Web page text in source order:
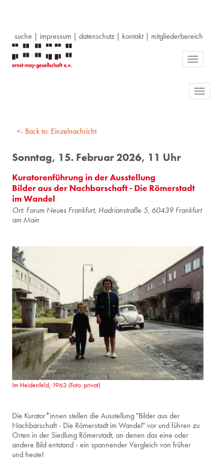
suche | impressum | datenschutz| kontakt| mitgliederbereich
Toggle
<- Back to: Einzelnachricht
Sonntag, 15. Februar 2026, 11 Uhr
Kuratorenführung in der Ausstellung
Bilder aus der Nachbarschaft - Die Römerstadt
im Wandel
Ort: Forum Neues Frankfurt, Hadrianstraße 5, 60439 Frankfurt
am Main
Im Heidenfeld, 1963 (Foto: privat)
Die Kurator*innen stellen die Ausstellung "Bilder aus der
Nachbarschaft - Die Römerstadt im Wandel" vor und führen zu
Orten in der Siedlung Römerstadt, an denen das eine oder
andere Bild entstand - ein spannender Vergleich von früher
und heute!